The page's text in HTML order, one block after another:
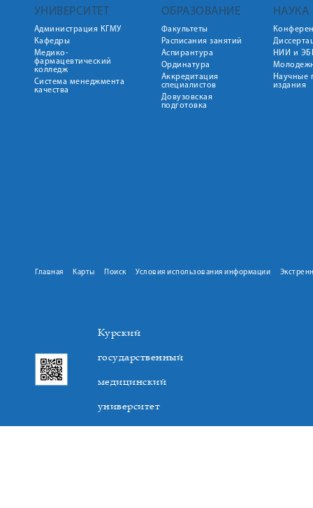
УНИВЕРСИТЕТ
Администрация КГМУ
Кафедры
Медико-
фармацевтический
колледж
Система менеджмента
качества
ОБРАЗОВАНИЕ
Факультеты
Расписания занятий
Аспирантура
Ординатура
Аккредитация
специалистов
Довузовская
подготовка
НАУКА
НИИ и
Научные
издания
Главная Карты Поиск Условия использования информации
Курский
государственный
медицинский
университет